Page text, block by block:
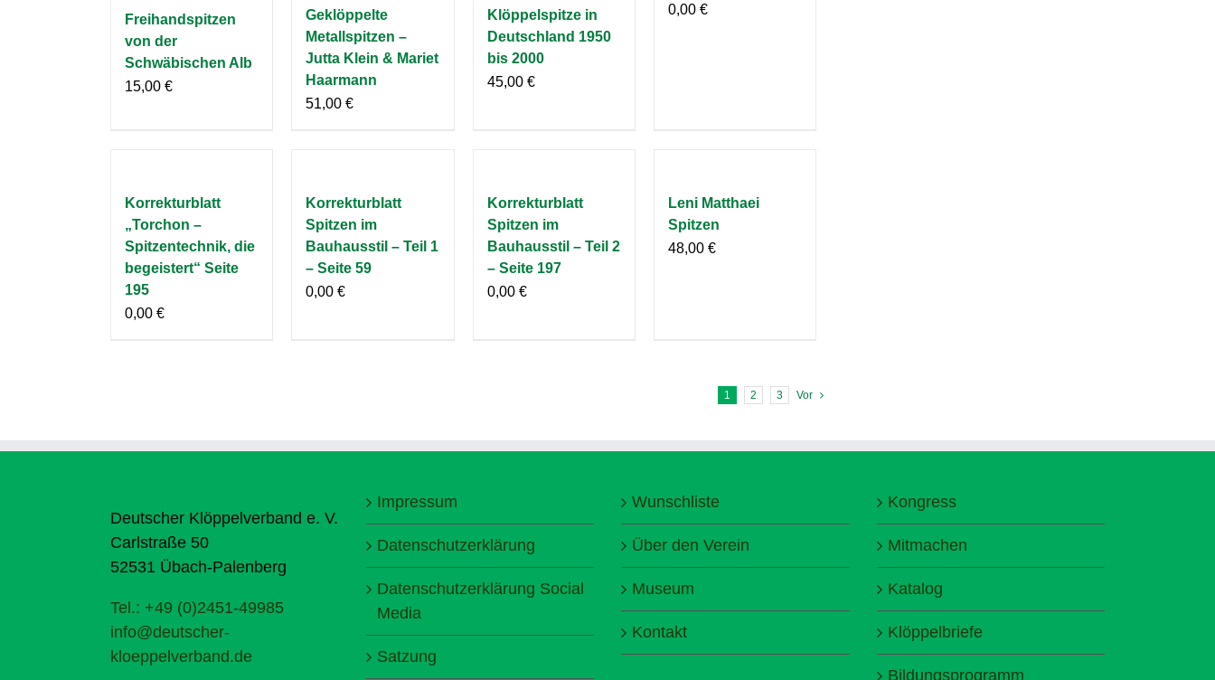
Freihandspitzen
von der
Schwäbischen Alb
15,00 €
Geklöppelte
Metallspitzen –
Jutta Klein & Mariet
Haarmann
51,00€
Klöppelspitze in
Deutschland 1950
bis 2000
45,00 €
0,00 €
Korrekturblatt
„Torchon –
Spitzentechnik, die
begeistert“ Seite
195
0,00 €
Korrekturblatt
Spitzen im
Bauhausstil – Teil 1
– Seite 59
0,00€
Korrekturblatt
Spitzen im
Bauhausstil – Teil 2
– Seite 197
0,00 €
Leni Matthaei
Spitzen
48,00 €
1 2 3 Vor
Deutscher Klöppelverband e. V.
Carlstraße 50
52531 Übach-Palenberg
Tel.: +49 (0)2451-49985
info@deutscher-
kloeppelverband.de
Impressum
Datenschutzerklärung
Datenschutzerklärung Social
Media
Satzung
Wunschliste
Über den Verein
Museum
Kontakt
Kongress
Mitmachen
Katalog
Klöppelbriefe
Bildungsprogramm